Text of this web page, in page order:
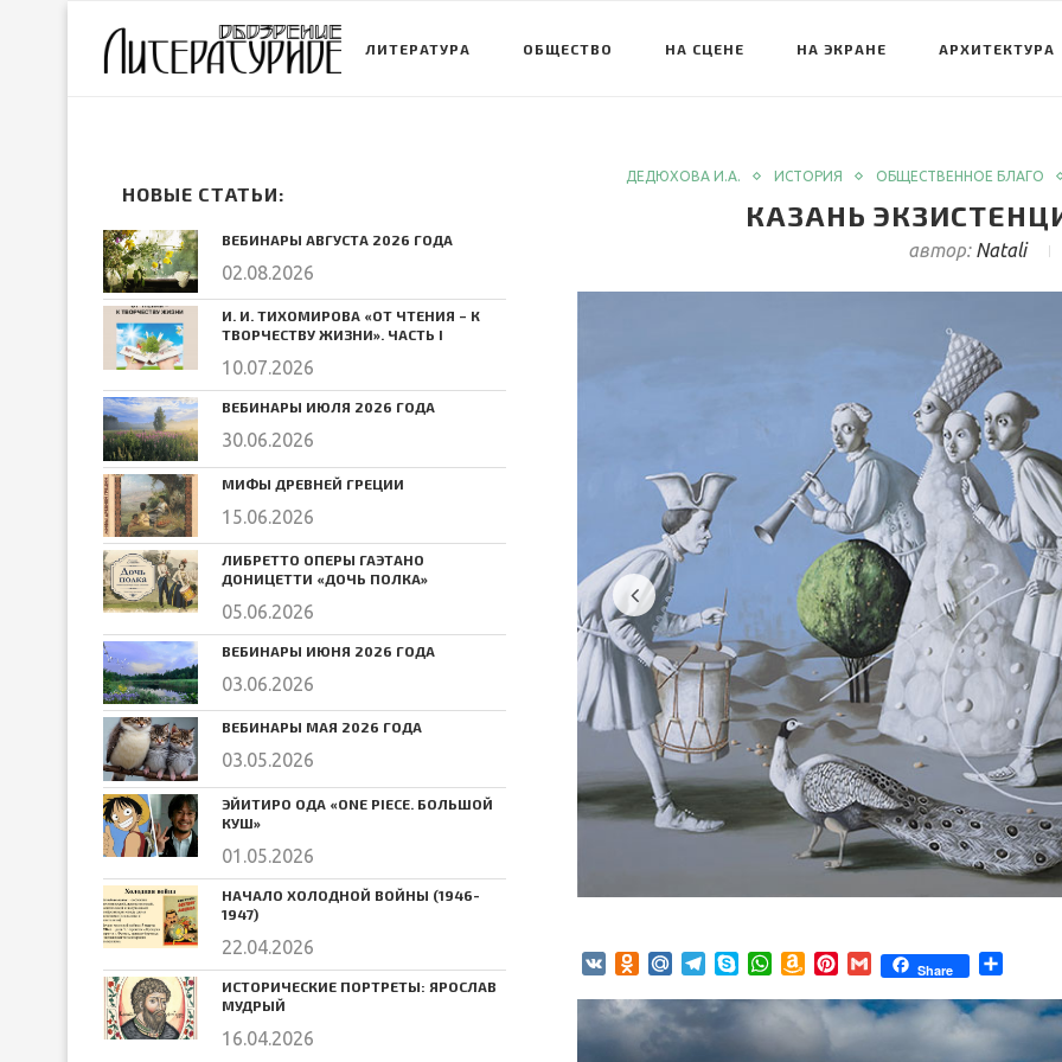
ЛИТЕРАТУРА ОБЩЕСТВО НА СЦЕНЕ НА ЭКРАНЕ АРХИТЕКТУРА
ДЕДЮХОВА И.А. ИСТОРИЯ ОБЩЕСТВЕННОЕ БЛАГО
КАЗАНЬ
автор: Natali
VK Odnoklassniki
Mail.RuTelegram
SkypeWhatsApp
Amazon
List
Pinterest
GmailShare
НОВЫЕ СТАТЬИ:
ВЕБИНАРЫ АВГУСТА 2026 ГОДА
02.08.2026
И. И. ТИХОМИРОВА «ОТ ЧТЕНИЯ – К
ТВОРЧЕСТВУ ЖИЗНИ». ЧАСТЬ I
10.07.2026
ВЕБИНАРЫ ИЮЛЯ 2026 ГОДА
30.06.2026
МИФЫ ДРЕВНЕЙ ГРЕЦИИ
15.06.2026
ЛИБРЕТТО ОПЕРЫ ГАЭТАНО
ДОНИЦЕТТИ «ДОЧЬ ПОЛКА»
05.06.2026
ВЕБИНАРЫ ИЮНЯ 2026 ГОДА
03.06.2026
ВЕБИНАРЫ МАЯ 2026 ГОДА
03.05.2026
ЭЙИТИРО ОДА «ONE PIECE. БОЛЬШОЙ
КУШ»
01.05.2026
НАЧАЛО ХОЛОДНОЙ ВОЙНЫ (1946-
1947)
22.04.2026
ИСТОРИЧЕСКИЕ ПОРТРЕТЫ: ЯРОСЛАВ
МУДРЫЙ
16.04.2026